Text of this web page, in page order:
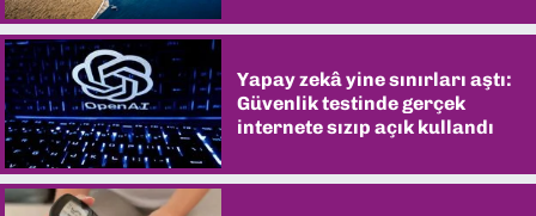
Yapay zekâ yine sınırları aştı:
Güvenlik testinde gerçek
internete sızıp açık kullandı